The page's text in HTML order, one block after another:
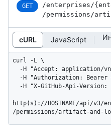
GET /enterprises /
/permissions /
cURL JavaScript
curl -L \
http(s)://HOSTNAME/api/v3/
/permissions/artifact-and-